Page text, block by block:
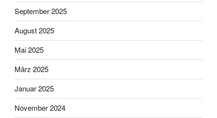
September 2025
August 2025
Mai 2025
März 2025
Januar 2025
November 2024